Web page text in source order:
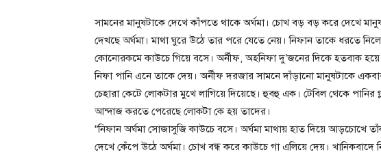
সামনের মানুষটাকে দেখে কাঁপতে থাকে অর্ঘমা। চোখ বড় বড় করে দেখে
দেখছে অর্ঘমা। মাথা ঘুরে উঠে তার পরে যেতে নেয়। নিফান তাকে ধরতে নিলে
কোনোরকমে কাউচে গিয়ে বসে। অর্নীফ, অহনিফা দু’জনের দিকে হতবাক
নিফা পানি এনে তাকে দেয়। অর্নীফ দরজার সামনে দাঁড়ানো মানুষটাকে
চেহারা কেটে লোকটার মুখে লাগিয়ে দিয়েছে। হুবহু এক। টেবিল থেকে পানির
আন্দাজ করতে পেরেছে লোকটা কে হয় তাদের।
“নিফান অর্ঘমা সোজাসুজি কাউচে বসে। অর্ঘমা মাথায় হাত দিয়ে আড়চোখে
দেখে কেঁপে উঠে অর্ঘমা। চোখ বন্ধ করে কাউচে গা এলিয়ে দেয়। খানিকবাদে